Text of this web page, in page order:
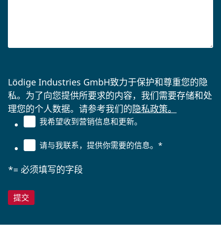
Lödige Industries GmbH致力于保护和尊重您的隐
私。为了向您提供所要求的内容，我们需要存储和处
理您的个人数据。请参考我们的隐私政策。
我希望收到营销信息和更新。
请与我联系，提供你需要的信息。 *
*= 必须填写的字段